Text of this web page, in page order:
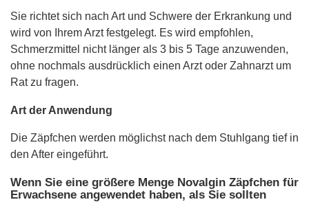
Sie richtet sich nach Art und Schwere der Erkrankung und
wird von Ihrem Arzt festgelegt. Es wird empfohlen,
Schmerzmittel nicht länger als 3 bis 5 Tage anzuwenden,
ohne nochmals ausdrücklich einen Arzt oder Zahnarzt um
Rat zu fragen.
Art der Anwendung
Die Zäpfchen werden möglichst nach dem Stuhlgang tief in
den After eingeführt.
Wenn Sie eine größere Menge Novalgin Zäpfchen für
Erwachsene angewendet haben, als Sie sollten